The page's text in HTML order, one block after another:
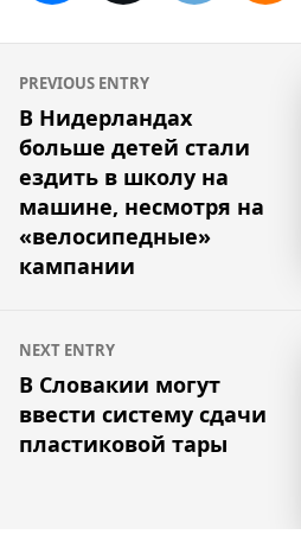
Навигация
по
записям
PREVIOUS ENTRY
В Нидерландах
больше детей стали
ездить в школу на
машине, несмотря на
«велосипедные»
кампании
NEXT ENTRY
В Словакии могут
ввести систему сдачи
пластиковой тары